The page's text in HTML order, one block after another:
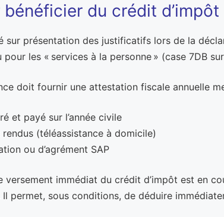
du crédit d’impôt
sur présentation des justificatifs lors de la
les « services à la personne » (case 7DB
doit fournir une attestation fiscale annuelle
et payé sur l’année civile
(téléassistance à domicile)
ou d’agrément SAP
versement immédiat du crédit d’impôt est en
permet, sous conditions, de déduire